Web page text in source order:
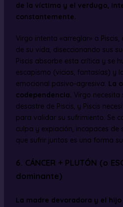
de la víctima y el verdugo,
constantemente.
Virgo intenta «arreglar» a
de su vida, diseccionando sus
Piscis absorbe esta crítica y se
escapismo (vicios, fantasías) y
emocional pasivo-agresiva. La
codependencia. Virgo necesita
desastre de Piscis, y Piscis
para validar su sufrimiento. Se
culpa y expiación, incapaces de
que sufrir juntos es una forma
6. CÁNCER + PLUTÓN (o
dominante)
La madre devoradora y el